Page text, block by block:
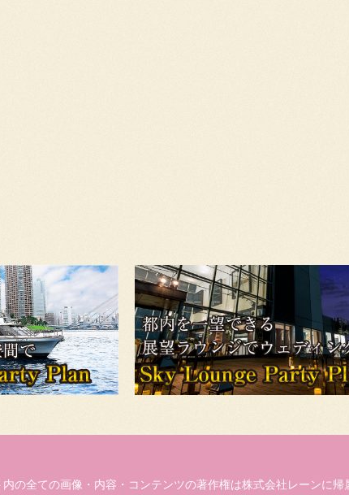
内の全ての画像・内容・コンテンツの著作権は株式会社レーンに